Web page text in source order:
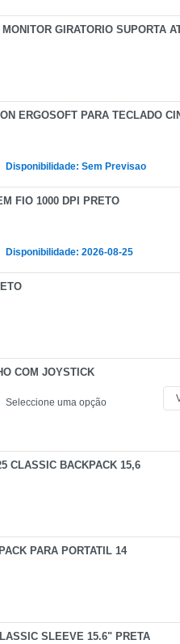
GIRATORIO SUPORTA
ERGOSOFT PARA TECLADO
Disponibilidade: Sem Previsao
FIO 1000 DPI PRETO
Disponibilidade: 2026-08-25
COM JOYSTICK
Seleccione uma opção
CLASSIC BACKPACK 15,6
PARA PORTATIL 14
SLEEVE 15.6" PRETA